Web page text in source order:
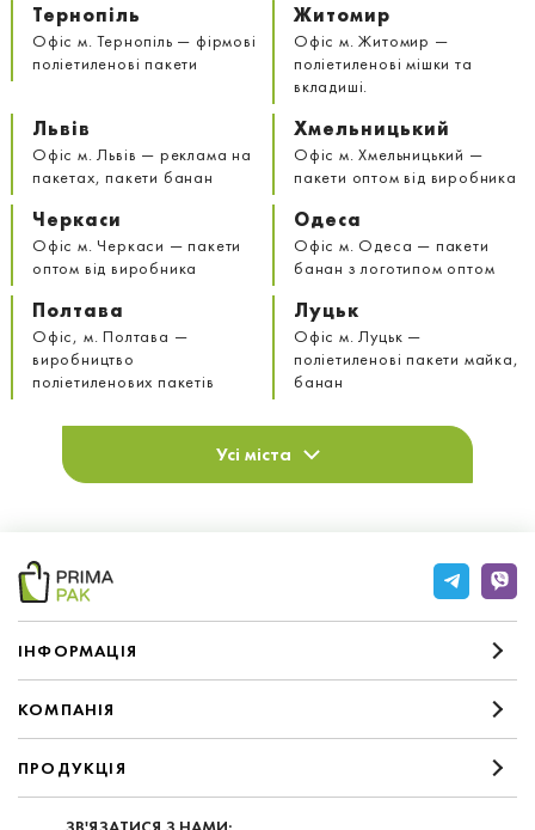
Тернопіль
Офіс м. Тернопіль — фірмові
поліетиленові пакети
Житомир
Офіс м. Житомир —
поліетиленові мішки та
вкладиші.
Львів
Офіс м. Львів — реклама на
пакетах, пакети банан
Хмельницький
Офіс м. Хмельницький —
пакети оптом від виробника
Черкаси
Офіс м. Черкаси — пакети
оптом від виробника
Одеса
Офіс м. Одеса — пакети
банан з логотипом оптом
Полтава
Офіс, м. Полтава —
виробництво
поліетиленових пакетів
Луцьк
Офіс м. Луцьк —
поліетиленові пакети майка,
банан
Усі міста
IНФОРМАЦIЯ
КОМПАНIЯ
ПРОДУКЦІЯ